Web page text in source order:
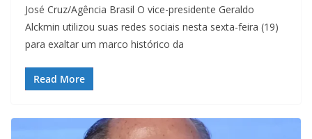
José Cruz/Agência Brasil O vice-presidente Geraldo
Alckmin utilizou suas redes sociais nesta sexta-feira (19)
para exaltar um marco histórico da
Read More